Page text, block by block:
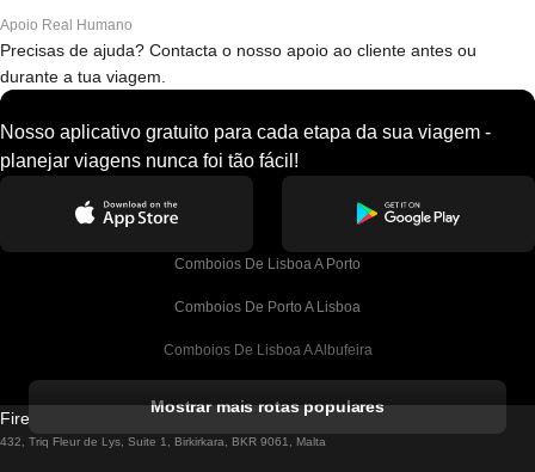
Apoio Real Humano
Precisas de ajuda? Contacta o nosso apoio ao cliente antes ou
durante a tua viagem.
Nosso aplicativo gratuito para cada etapa da sua viagem -
planejar viagens nunca foi tão fácil!
Comboios De Lisboa A Porto
Comboios De Porto A Lisboa
Comboios De Lisboa A Albufeira
Comboios De Lisboa A Lagos
Mostrar mais rotas populares
Firebird GT Limited (OC 1451)
432, Triq Fleur de Lys, Suite 1, Birkirkara, BKR 9061, Malta